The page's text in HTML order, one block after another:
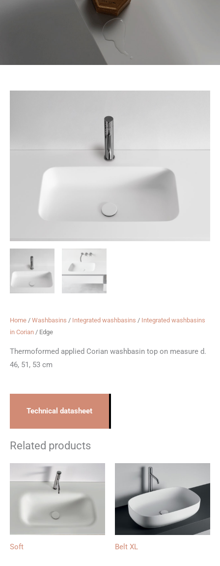
Home / Washbasins / Integrated washbasins / Integrated washbasins
in Corian / Edge
Thermoformed applied Corian washbasin top on measure d.
46, 51, 53 cm
Technical datasheet
Related products
Soft Belt XL